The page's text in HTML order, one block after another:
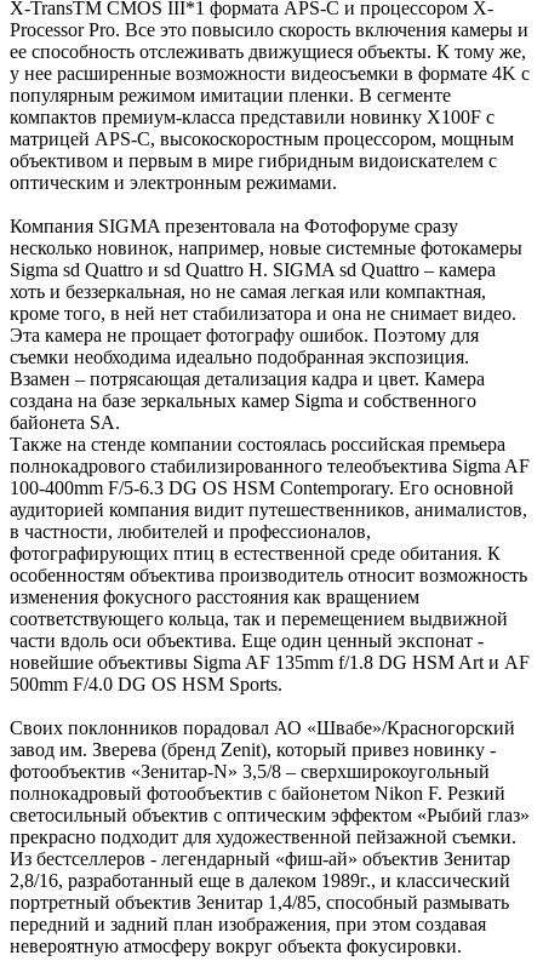
X-TransTM CMOS III*1 формата APS-C и процессором X-
Processor Pro. Все это повысило скорость включения камеры и
ее способность отслеживать движущиеся объекты. К тому же,
у нее расширенные возможности видеосъемки в формате 4K с
популярным режимом имитации пленки. В сегменте
компактов премиум-класса представили новинку X100F с
матрицей APS-C, высокоскоростным процессором, мощным
объективом и первым в мире гибридным видоискателем с
оптическим и электронным режимами.
Компания SIGMA презентовала на Фотофоруме сразу
несколько новинок, например, новые системные фотокамеры
Sigma sd Quattro и sd Quattro H. SIGMA sd Quattro – камера
хоть и беззеркальная, но не самая легкая или компактная,
кроме того, в ней нет стабилизатора и она не снимает видео.
Эта камера не прощает фотографу ошибок. Поэтому для
съемки необходима идеально подобранная экспозиция.
Взамен – потрясающая детализация кадра и цвет. Камера
создана на базе зеркальных камер Sigma и собственного
байонета SA.
Также на стенде компании состоялась российская премьера
полнокадрового стабилизированного телеобъектива Sigma AF
100-400mm F/5-6.3 DG OS HSM Contemporary. Его основной
аудиторией компания видит путешественников, анималистов,
в частности, любителей и профессионалов,
фотографирующих птиц в естественной среде обитания. К
особенностям объектива производитель относит возможность
изменения фокусного расстояния как вращением
соответствующего кольца, так и перемещением выдвижной
части вдоль оси объектива. Еще один ценный экспонат -
новейшие объективы Sigma AF 135mm f/1.8 DG HSM Art и AF
500mm F/4.0 DG OS HSM Sports.
Своих поклонников порадовал АО «Швабе»/Красногорский
завод им. Зверева (бренд Zenit), который привез новинку -
фотообъектив «Зенитар-N» 3,5/8 – сверхширокоугольный
полнокадровый фотообъектив с байонетом Nikon F. Резкий
светосильный объектив с оптическим эффектом «Рыбий глаз»
прекрасно подходит для художественной пейзажной съемки.
Из бестселлеров - легендарный «фиш-ай» объектив Зенитар
2,8/16, разработанный еще в далеком 1989г., и классический
портретный объектив Зенитар 1,4/85, способный размывать
передний и задний план изображения, при этом создавая
невероятную атмосферу вокруг объекта фокусировки.